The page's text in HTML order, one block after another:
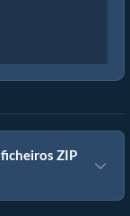
ZIP